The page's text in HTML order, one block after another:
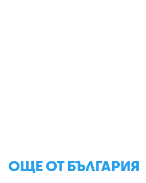
ОЩЕ ОТ БЪЛГАРИЯ